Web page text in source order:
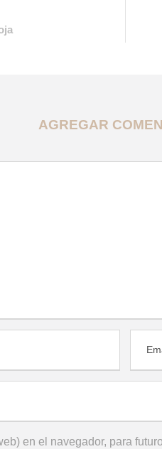
AGREGAR
en el navegador, para